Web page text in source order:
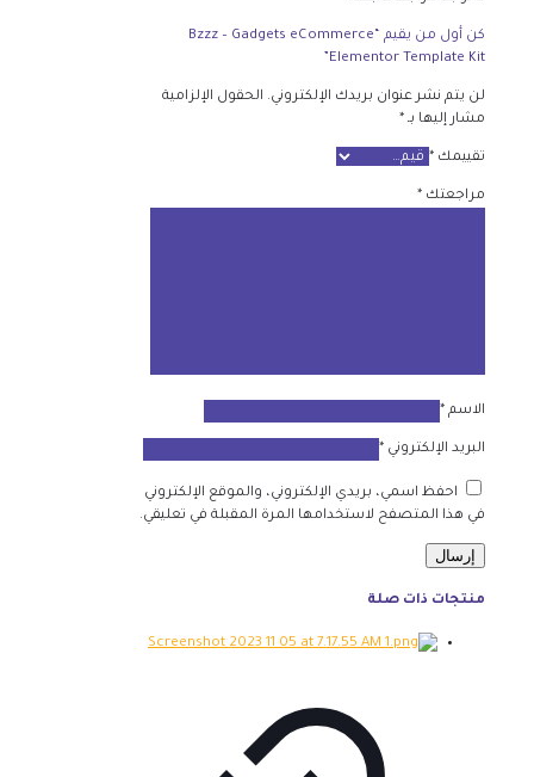
كن أول من يقيم “Bzzz – Gadgets eCommerce
Elementor Template Kit”
لن يتم نشر عنوان بريدك الإلكتروني.
الحقول الإلزامية
مشار إليها بـ *
تقييمك *
مراجعتك *
الاسم *
البريد الإلكتروني *
احفظ اسمي، بريدي الإلكتروني، والموقع الإلكتروني
في هذا المتصفح لاستخدامها المرة المقبلة في تعليقي.
منتجات ذات صلة